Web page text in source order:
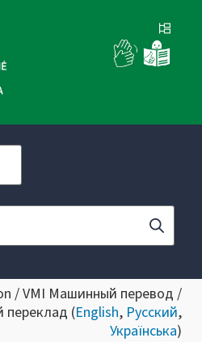
/ VMI Машинный перевод /
(English, Русский,
Українська)